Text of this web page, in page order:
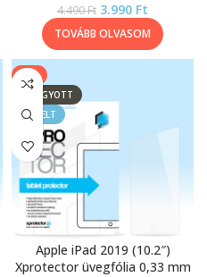
4.490Ft 3.990 Ft
TOVÁBB OLVASOM
-9%
ELFOGYOTT
KIEMELT
Apple iPad 2019 (10.2″)
Xprotector üvegfólia 0,33 mm